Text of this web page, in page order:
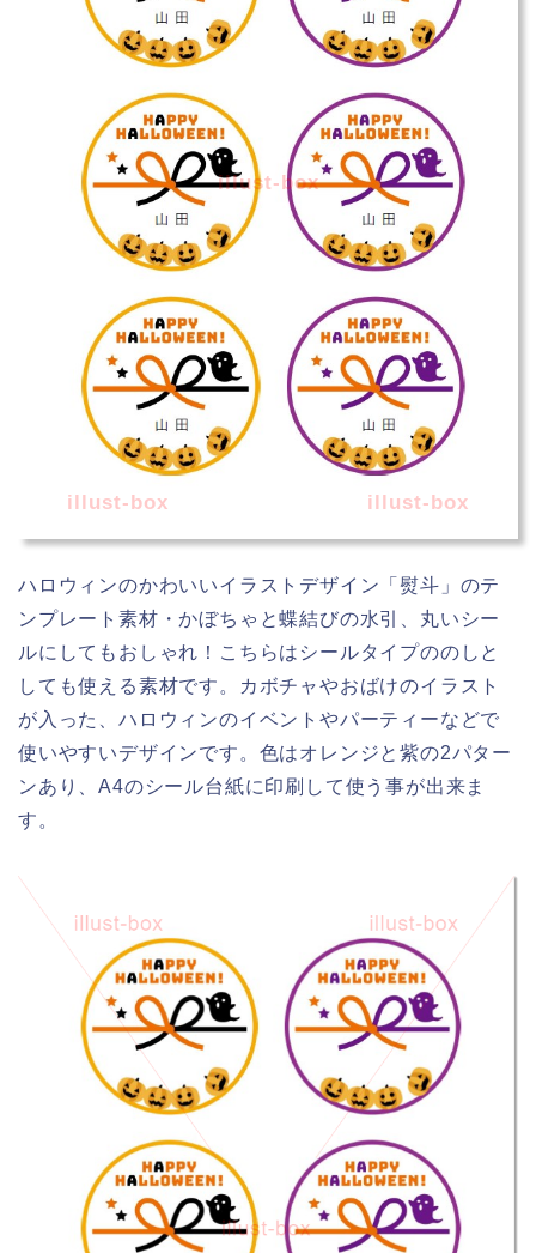
illust-box
illust-box illust-box
ハロウィンのかわいいイラストデザイン「熨斗」のテ
ンプレート素材・かぼちゃと蝶結びの水引、丸いシー
ルにしてもおしゃれ！こちらはシールタイプののしと
しても使える素材です。カボチャやおばけのイラスト
が入った、ハロウィンのイベントやパーティーなどで
使いやすいデザインです。色はオレンジと紫の2パター
ンあり、A4のシール台紙に印刷して使う事が出来ま
す。